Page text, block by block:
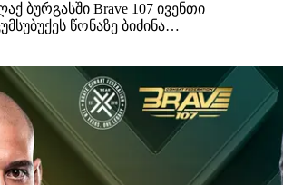
ბურგასში Brave 107 ივენთი
წონაზე ბიძინა
ლუთანდო ბიკო მსაჯების
დაამარცხა და უდიდესი ალბათობით,
ბრძოლა გაინაღდა, სადაც
დაუ…